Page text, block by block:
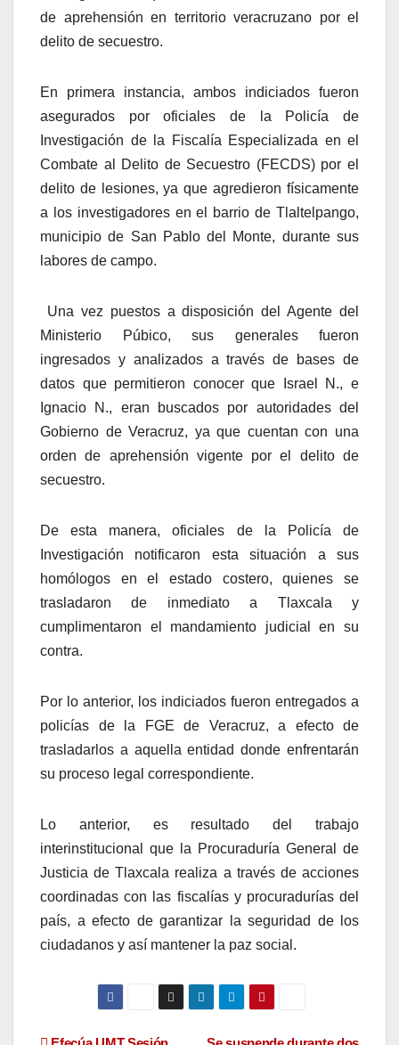
de aprehensión en territorio veracruzano por el
delito de secuestro.
En primera instancia, ambos indiciados fueron
asegurados por oficiales de la Policía de
Investigación de la Fiscalía Especializada en el
Combate al Delito de Secuestro (FECDS) por el
delito de lesiones, ya que agredieron físicamente
a los investigadores en el barrio de Tlaltelpango,
municipio de San Pablo del Monte, durante sus
labores de campo.
Una vez puestos a disposición del Agente del
Ministerio Púbico, sus generales fueron
ingresados y analizados a través de bases de
datos que permitieron conocer que Israel N., e
Ignacio N., eran buscados por autoridades del
Gobierno de Veracruz, ya que cuentan con una
orden de aprehensión vigente por el delito de
secuestro.
De esta manera, oficiales de la Policía de
Investigación notificaron esta situación a sus
homólogos en el estado costero, quienes se
trasladaron de inmediato a Tlaxcala y
cumplimentaron el mandamiento judicial en su
contra.
Por lo anterior, los indiciados fueron entregados a
policías de la FGE de Veracruz, a efecto de
trasladarlos a aquella entidad donde enfrentarán
su proceso legal correspondiente.
Lo anterior, es resultado del trabajo
interinstitucional que la Procuraduría General de
Justicia de Tlaxcala realiza a través de acciones
coordinadas con las fiscalías y procuradurías del
país, a efecto de garantizar la seguridad de los
ciudadanos y así mantener la paz social.